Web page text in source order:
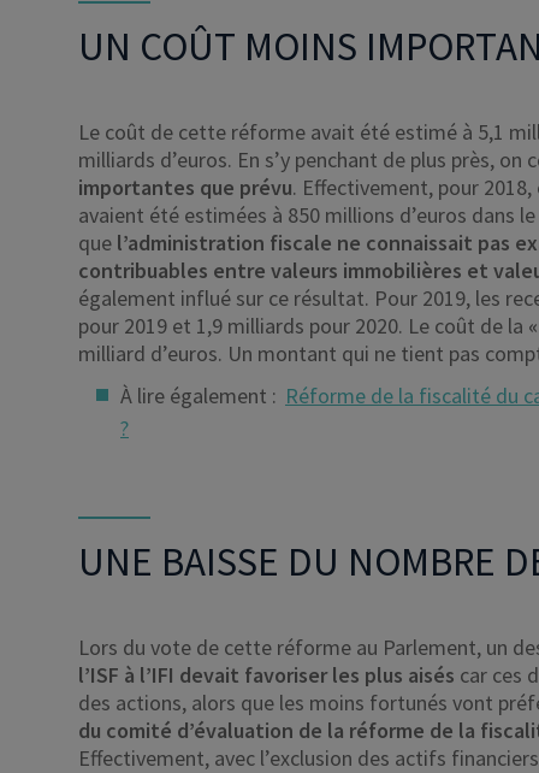
UN COÛT MOINS
Le coût de cette réforme avait été estimé à 5,1
milliards d’euros. En s’y penchant de plus près, on
importantes que prévu. Effectivement, pour
avaient été estimées à 850 millions d’euros dans
que l’administration fiscale ne connaissait pas
contribuables entre valeurs immobilières et
également influé sur ce résultat. Pour 2019, les
pour 2019 et 1,9 milliards pour 2020. Le coût de la
milliard d’euros. Un montant qui ne tient pas
À lire également : Réforme de la fiscalité du
?
UNE BAISSE DU NOMBRE
Lors du vote de cette réforme au Parlement, un
l’ISF à l’IFI devait favoriser les plus aisés car ces
des actions, alors que les moins fortunés vont
du comité d’évaluation de la réforme de la
Effectivement, avec l’exclusion des actifs